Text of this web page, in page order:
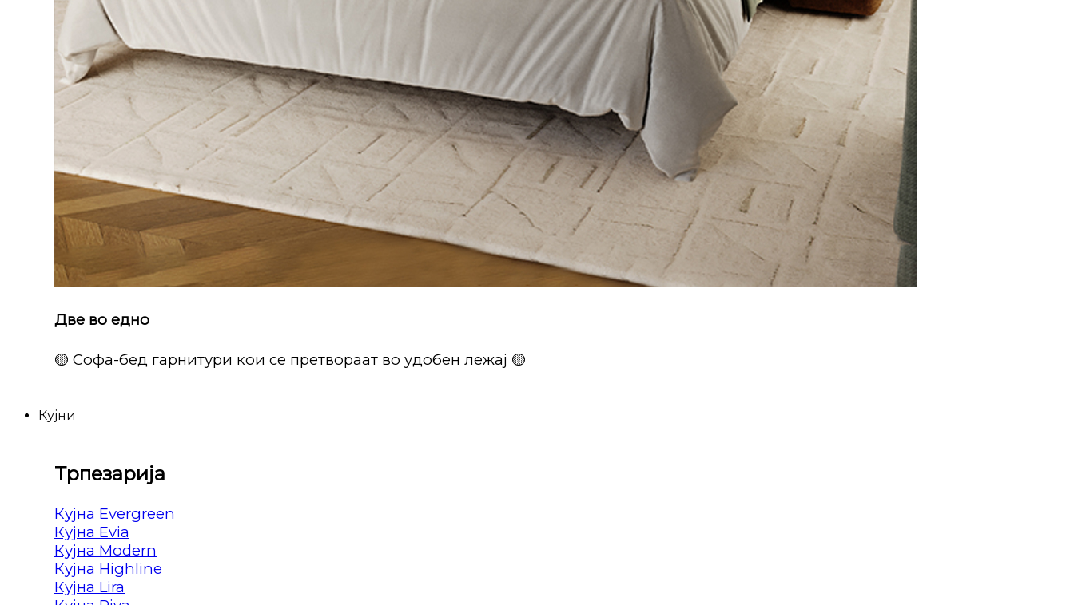
Две во едно
🟡 Софа-бед гарнитури кои се претвораат во удобен лежај 🟡
Кујни
Трпезарија
Кујна Evergreen
Кујна Evia
Кујна Modern
Кујна Highline
Кујна Lira